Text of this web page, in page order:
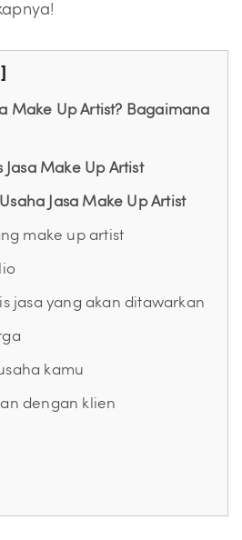
]
Make Up Artist? Bagaimana
Jasa Make Up Artist
Jasa Make Up Artist
make up artist
jasa yang akan ditawarkan
kamu
dengan klien